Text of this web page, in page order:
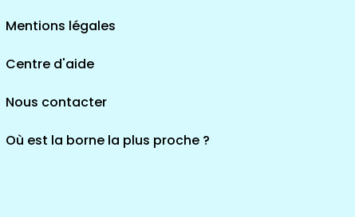
Mentions légales
Centre d'aide
Nous contacter
Où est la borne la plus proche ?